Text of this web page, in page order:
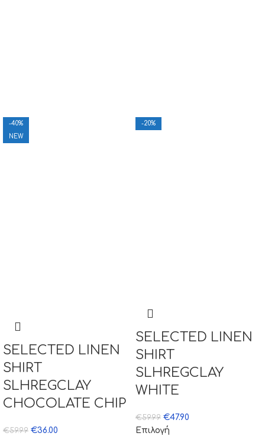
-40%
NEW
SELECTED LINEN
SHIRT
SLHREGCLAY
CHOCOLATE CHIP
€59.99 €36.00
-20%
SELECTED LINEN
SHIRT
SLHREGCLAY
WHITE
€59.99 €47.90
Επιλογή